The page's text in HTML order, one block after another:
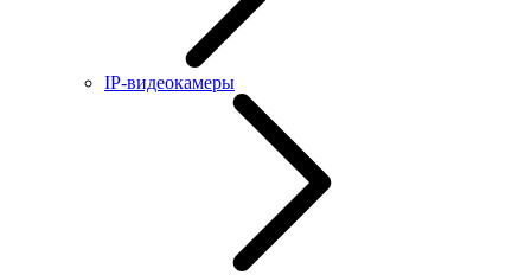
IP-видеокамеры